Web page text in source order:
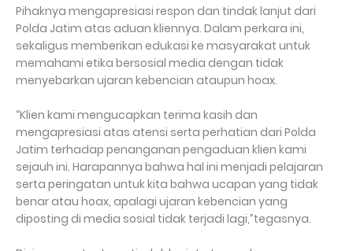
Pihaknya mengapresiasi respon dan tindak lanjut dari
Polda Jatim atas aduan kliennya. Dalam perkara ini,
sekaligus memberikan edukasi ke masyarakat untuk
memahami etika bersosial media dengan tidak
menyebarkan ujaran kebencian ataupun hoax.
“Klien kami mengucapkan terima kasih dan
mengapresiasi atas atensi serta perhatian dari Polda
Jatim terhadap penanganan pengaduan klien kami
sejauh ini. Harapannya bahwa hal ini menjadi pelajaran
serta peringatan untuk kita bahwa ucapan yang tidak
benar atau hoax, apalagi ujaran kebencian yang
diposting di media sosial tidak terjadi lagi,”tegasnya.